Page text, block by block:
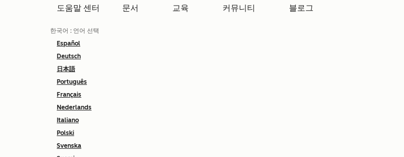
도움말 센터 문서 교육 커뮤니티 블로그
한국어 : 언어 선택
Español
Deutsch
日本語
Português
Français
Nederlands
Italiano
Polski
Svenska